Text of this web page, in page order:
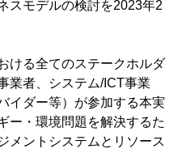
スモデルの検討を2023年2
ける全てのステークホルダ
業者、システム/ICT事業
イダー等）が参加する本実
ー・環境問題を解決するた
メントシステムとリソース